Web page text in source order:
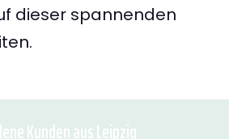
dieser spannenden
Kunden aus Leipzig